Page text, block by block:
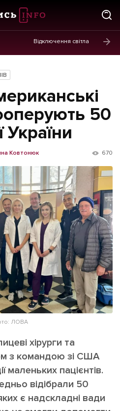
Відключення світла
Прес-релізи
Фото/Відео
Made in Lviv
на сайті
50
України
Ковтонюк 670
ЛОВА
хірурги та
з командою зі США
маленьких пацієнтів.
відібрали 50
є надскладні вади